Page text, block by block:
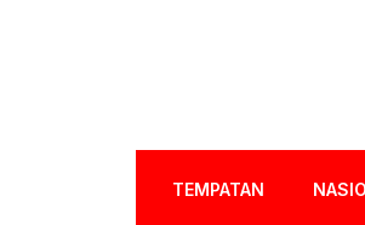
TEMPATAN